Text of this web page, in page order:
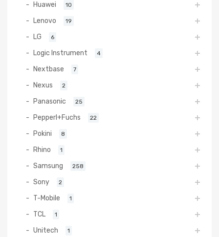
Huawei 10
Lenovo 19
LG 6
Logic Instrument 4
Nextbase 7
Nexus 2
Panasonic 25
Pepperl+Fuchs 22
Pokini 8
Rhino 1
Samsung 258
Sony 2
T-Mobile 1
TCL 1
Unitech 1